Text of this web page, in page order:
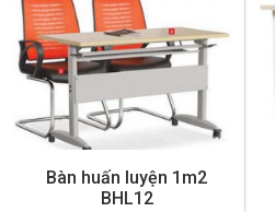
Bàn huấn luyện 1m2
BHL12